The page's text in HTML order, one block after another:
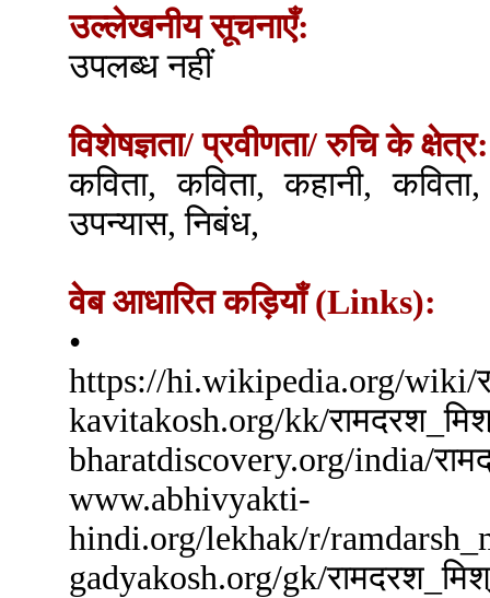
उल्लेखनीय सूचनाएँ:
उपलब्ध नहीं
विशेषज्ञता/ प्रवीणता/ रुचि के क्षेत्र:
कविता, कविता, कहानी,
उपन्यास, निबंध,
वेब आधारित कड़ियाँ (Links):
•
https://
kavitakosh.org/
bharatdiscovery.org/
www.abhivyakti-
hindi.org/lekhak/r/
gadyakosh.org/gk/